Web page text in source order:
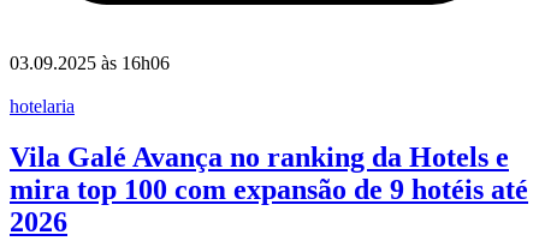
03.09.2025 às 16h06
hotelaria
Vila Galé Avança no ranking da Hotels e
mira top 100 com expansão de 9 hotéis até
2026